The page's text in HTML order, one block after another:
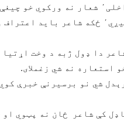
په دا ډول شعرونو کې شاعر وسله نه اخلی٬
خبره د مستقیمې ژبې خبره ده ٬ شاعر دا
استعاره نه شي زغملای.